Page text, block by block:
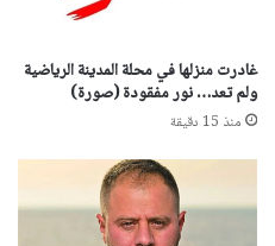
غادرت منزلها في محلة المدينة الرياضية
ولم تعد… نور مفقودة (صورة)
منذ 15 دقيقة